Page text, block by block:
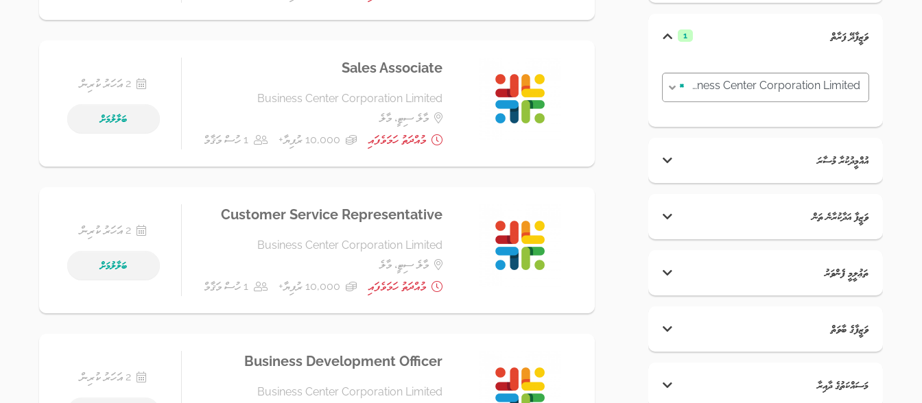
ވަޒީފާދޭ ފަރާތް 1
× Business Center Corporation Limited
އުއްމީދުކުރާ މުސާރަ
ވަޒީފާ އަދާކުރާނެ ތަން
ތަޢުލީމީ ފެންވަރު
ވަޒީފާގެ ބާވަތް
މަސައްކަތުގެ ދާއިރާ
Sales Associate
Business Center Corporation Limited
މާލެ ސިޓީ، މާލެ
މުއްދަތު ހަމަވެފައި
10,000 ރުފިޔާ+ 1 ހުސް މަޤާމް
2 އަހަރު ކުރިން
ބަލާލުމަށް
Customer Service Representative
Business Center Corporation Limited
މާލެ ސިޓީ، މާލެ
މުއްދަތު ހަމަވެފައި
10,000 ރުފިޔާ+ 1 ހުސް މަޤާމް
2 އަހަރު ކުރިން
ބަލާލުމަށް
Business Development Officer
Business Center Corporation Limited
2 އަހަރު ކުރިން